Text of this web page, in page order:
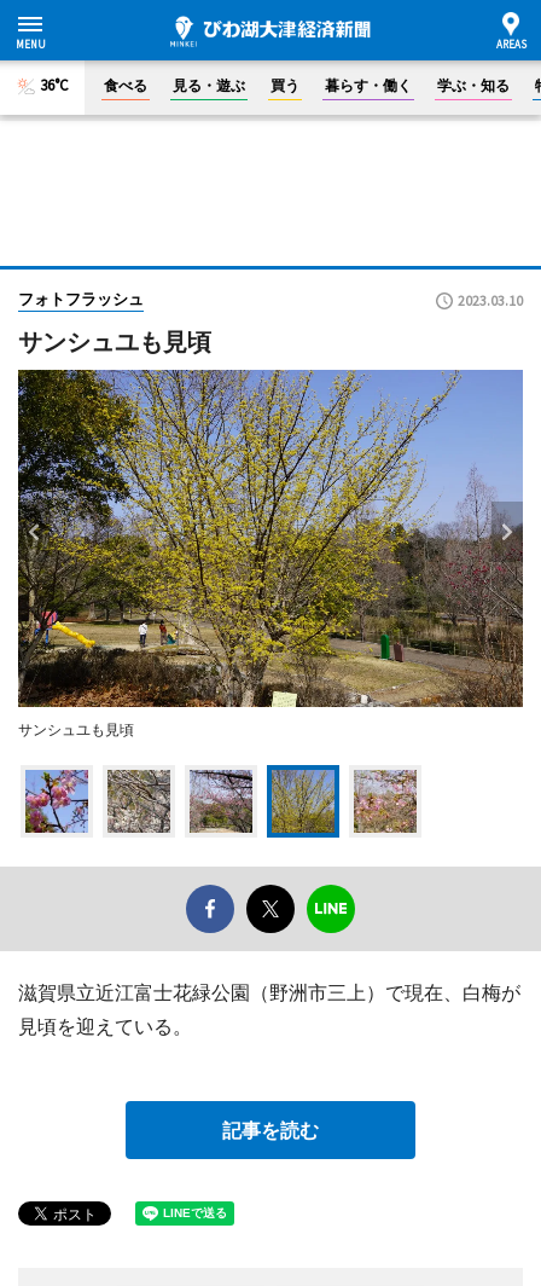
36°C 食べる 見る・遊ぶ 買う 暮らす・働く 学ぶ・知る
フォトフラッシュ 2023.03.10
サンシュユも見頃
サンシュユも見頃
滋賀県立近江富士花緑公園（野洲市三上）で現在、白梅が
見頃を迎えている。
記事を読む